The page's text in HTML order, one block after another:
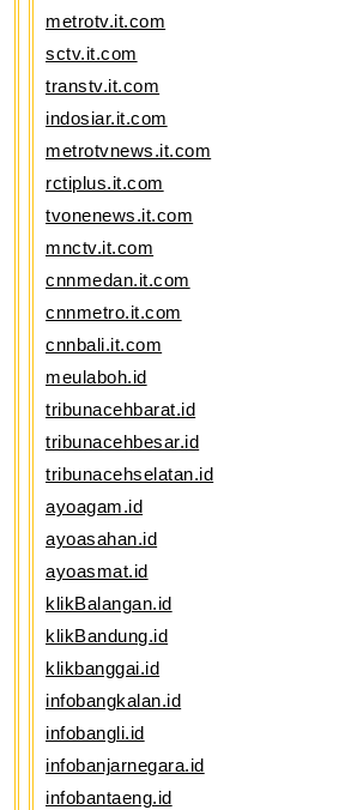
metrotv.it.com
sctv.it.com
transtv.it.com
indosiar.it.com
metrotvnews.it.com
rctiplus.it.com
tvonenews.it.com
mnctv.it.com
cnnmedan.it.com
cnnmetro.it.com
cnnbali.it.com
meulaboh.id
tribunacehbarat.id
tribunacehbesar.id
tribunacehselatan.id
ayoagam.id
ayoasahan.id
ayoasmat.id
klikBalangan.id
klikBandung.id
klikbanggai.id
infobangkalan.id
infobangli.id
infobanjarnegara.id
infobantaeng.id